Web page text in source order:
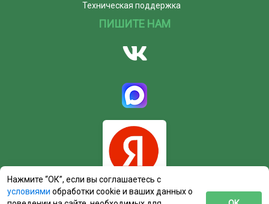
Техническая поддержка
ПИШИТЕ НАМ
Нажмите “ОК”, если вы соглашаетесь с
условиями обработки cookie и ваших данных о